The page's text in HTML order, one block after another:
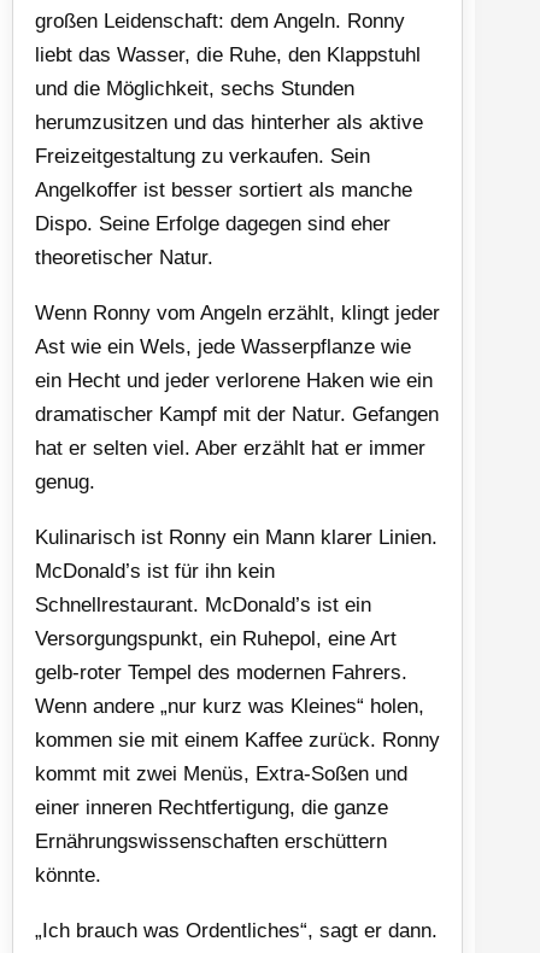
großen Leidenschaft: dem Angeln. Ronny
liebt das Wasser, die Ruhe, den Klappstuhl
und die Möglichkeit, sechs Stunden
herumzusitzen und das hinterher als aktive
Freizeitgestaltung zu verkaufen. Sein
Angelkoffer ist besser sortiert als manche
Dispo. Seine Erfolge dagegen sind eher
theoretischer Natur.
Wenn Ronny vom Angeln erzählt, klingt jeder
Ast wie ein Wels, jede Wasserpflanze wie
ein Hecht und jeder verlorene Haken wie ein
dramatischer Kampf mit der Natur. Gefangen
hat er selten viel. Aber erzählt hat er immer
genug.
Kulinarisch ist Ronny ein Mann klarer Linien.
McDonald’s ist für ihn kein
Schnellrestaurant. McDonald’s ist ein
Versorgungspunkt, ein Ruhepol, eine Art
gelb-roter Tempel des modernen Fahrers.
Wenn andere „nur kurz was Kleines“ holen,
kommen sie mit einem Kaffee zurück. Ronny
kommt mit zwei Menüs, Extra-Soßen und
einer inneren Rechtfertigung, die ganze
Ernährungswissenschaften erschüttern
könnte.
„Ich brauch was Ordentliches“, sagt er dann.